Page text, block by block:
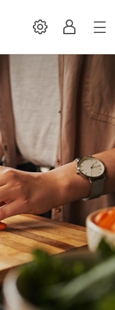
SettingsProfil